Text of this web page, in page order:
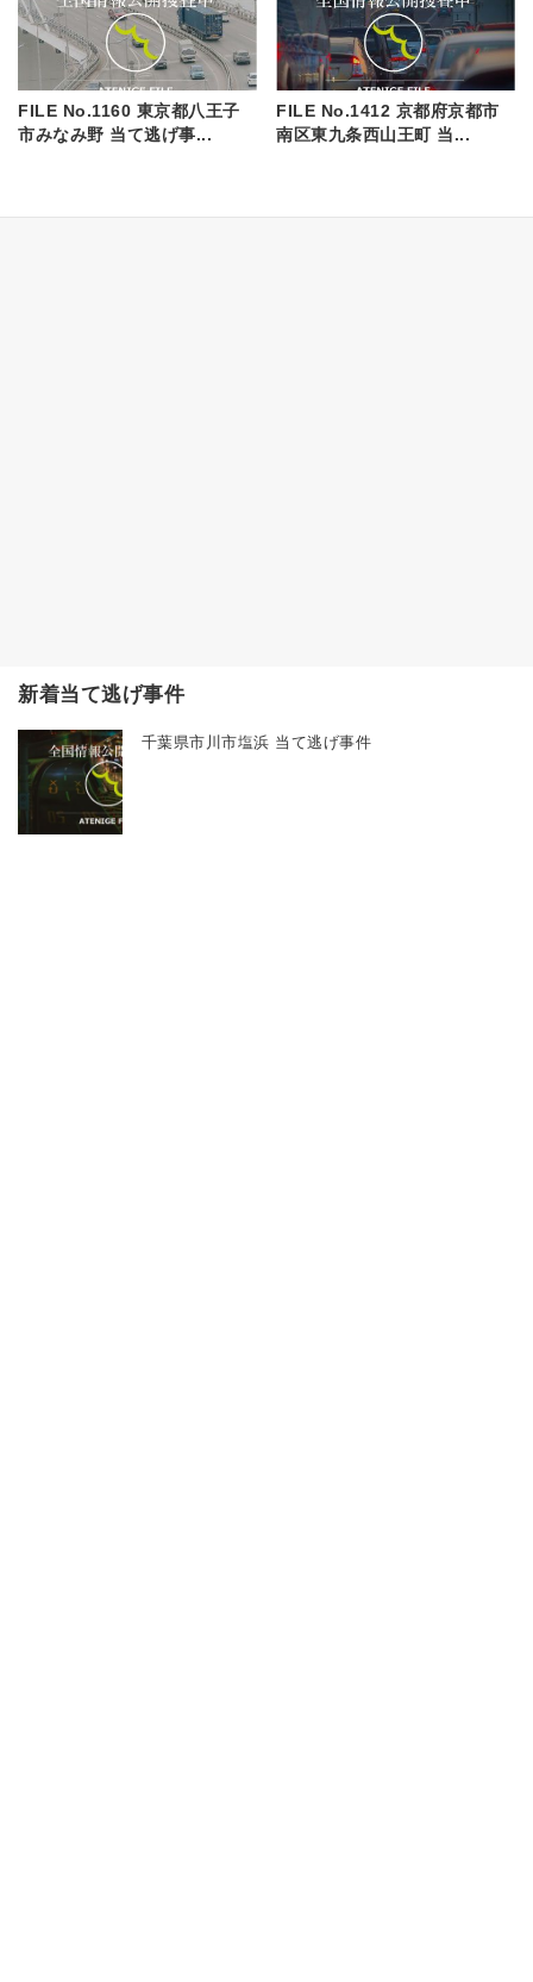
FILE No.1160 東京都八王子
市みなみ野 当て逃げ事...
FILE No.1412 京都府京都市
南区東九条西山王町 当...
新着当て逃げ事件
千葉県市川市塩浜 当て逃げ事件